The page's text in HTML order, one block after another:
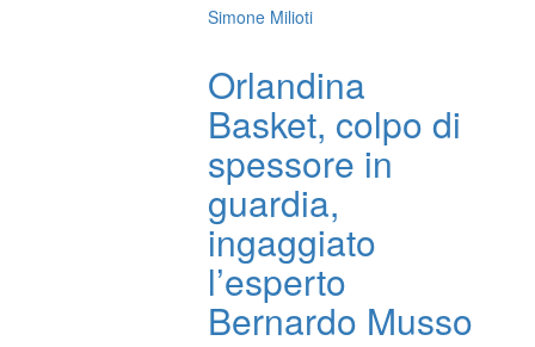
Simone Milioti
Orlandina
Basket, colpo di
spessore in
guardia,
ingaggiato
l’esperto
Bernardo Musso